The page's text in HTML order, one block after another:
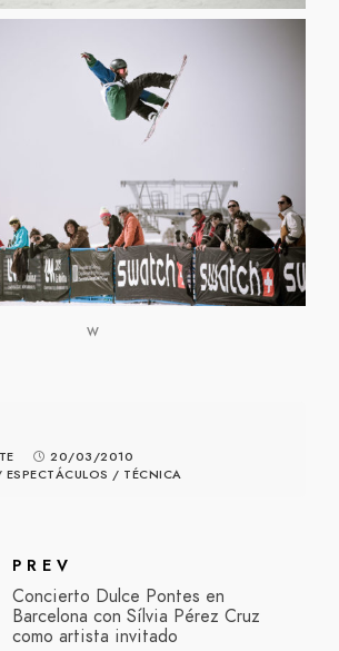
w
20/03/2010
ESPECTÁCULOS / TÉCNICA
PREV
Concierto Dulce Pontes en
Barcelona con Sílvia Pérez Cruz
como artista invitado